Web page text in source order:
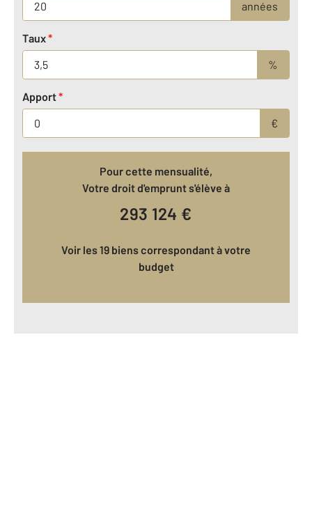
années
Taux*
%
Apport*
€
Pour cette mensualité,
Votre droit d'emprunt s'élève à
293 124 €
Voir les 19 biens correspondant à votre
budget